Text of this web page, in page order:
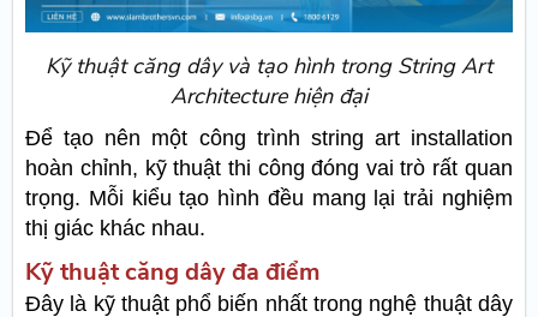
Kỹ thuật căng dây và tạo hình trong String Art
Architecture hiện đại
Để tạo nên một công trình string art installation
hoàn chỉnh, kỹ thuật thi công đóng vai trò rất quan
trọng. Mỗi kiểu tạo hình đều mang lại trải nghiệm
thị giác khác nhau.
Kỹ thuật căng dây đa điểm
Đây là kỹ thuật phổ biến nhất trong nghệ thuật dây